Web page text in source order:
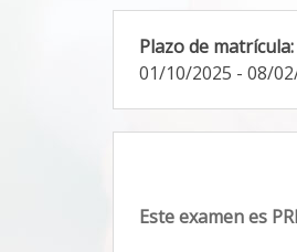
Plazo de matrícula:
01/10/2025 - 08/
Este examen es